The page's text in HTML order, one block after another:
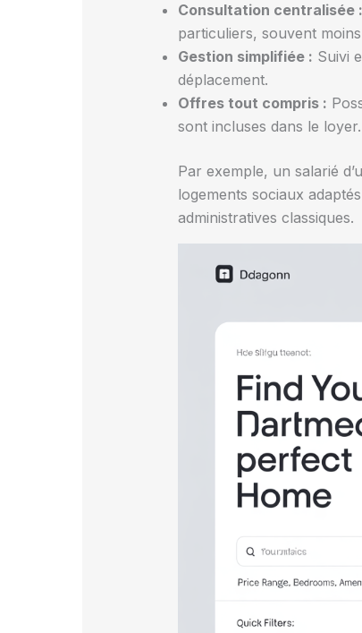
Consultation centralisée :
particuliers, souvent
Gestion simplifiée : Suivi
déplacement.
Offres tout compris :
sont incluses dans le loyer.
Par exemple, un salarié
logements sociaux
administratives classiques.